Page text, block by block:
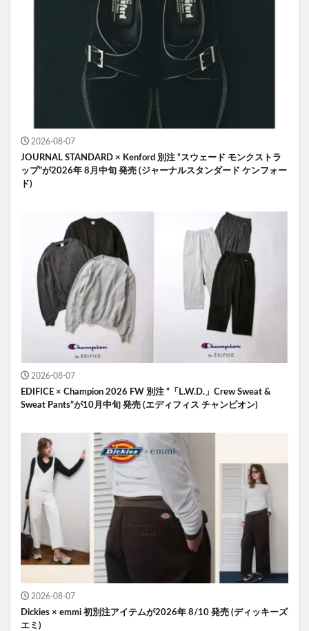
2026-08-07
JOURNAL STANDARD × Kenford 別注 “スウェード モンクストラ
ップ”が2026年 8月中旬 発売 (ジャーナルスタンダード ケンフォー
ド)
2026-08-07
EDIFICE × Champion 2026 FW 別注 “「L.W.D.」Crew Sweat &
Sweat Pants”が10月中旬 発売 (エディフィス チャンピオン)
2026-08-07
Dickies × emmi 初別注アイテムが2026年 8/10 発売 (ディッキーズ
エミ)